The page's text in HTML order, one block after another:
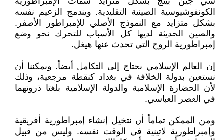
الكونفوشيوسية الصينية التقليدية. ويندمج الزعيم نفسه
بشكل متزايد مع النموذج الأصلي للإمبراطور الأصفر.
والصين الحديثة لديها كل الأسباب للتحرك نحو وضع
إمبراطورية الروح التي تحدث عنها هيغل.
إن العالم الإسلامي يحتاج إلى التكامل أيضاً. ويمكننا أن
نستعين بدولة الخلافة في بغداد كنقطة مرجعية، وذلك
لأن الحضارة الإسلامية والدولة الإسلامية بلغتا ذروتهما
في العصر العباسي.
ومن الممكن تماماً أن نتخيل إنشاء إمبراطورية أفريقية
وإمبراطورية لاتينية في الوقت نفسه. وليس من قبيل